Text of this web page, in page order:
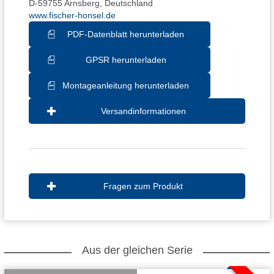
D-59755 Arnsberg, Deutschland
www.fischer-honsel.de
PDF-Datenblatt herunterladen
GPSR herunterladen
Montageanleitung herunterladen
Versandinformationen
Fragen zum Produkt
Aus der gleichen Serie